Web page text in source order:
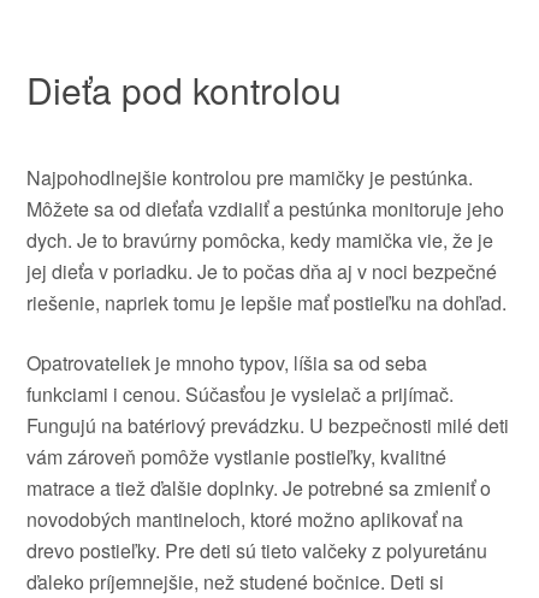
Dieťa pod kontrolou
Najpohodlnejšie kontrolou pre mamičky je pestúnka.
Môžetesaod dieťaťavzdialiťa pestúnka monitoruje jeho
dych.Jeto bravúrny pomôcka, kedy mamičkavie, že je
jej dieťav poriadku.Jeto počas dňaaj v noci bezpečné
riešenie, napriek tomu je lepšie mať postieľku nadohľad.
Opatrovateliek je mnoho typov, líšia saod seba
funkciami i cenou. Súčasťou jevysielača prijímač.
Fungujú nabatériový prevádzku. U bezpečnosti milé deti
vámzároveň pomôževystlanie postieľky, kvalitné
matraceatiežďalšie doplnky.Je potrebné sazmieniťo
novodobých mantineloch, ktoré možno aplikovať na
drevo postieľky. Predeti sú tieto valčeky z polyuretánu
ďaleko príjemnejšie, nežstudenébočnice. Deti si